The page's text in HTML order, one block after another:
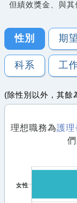
但績效獎金、與
性別 期
科系 工
(除性別以外，其餘
理想職務為護理
女性